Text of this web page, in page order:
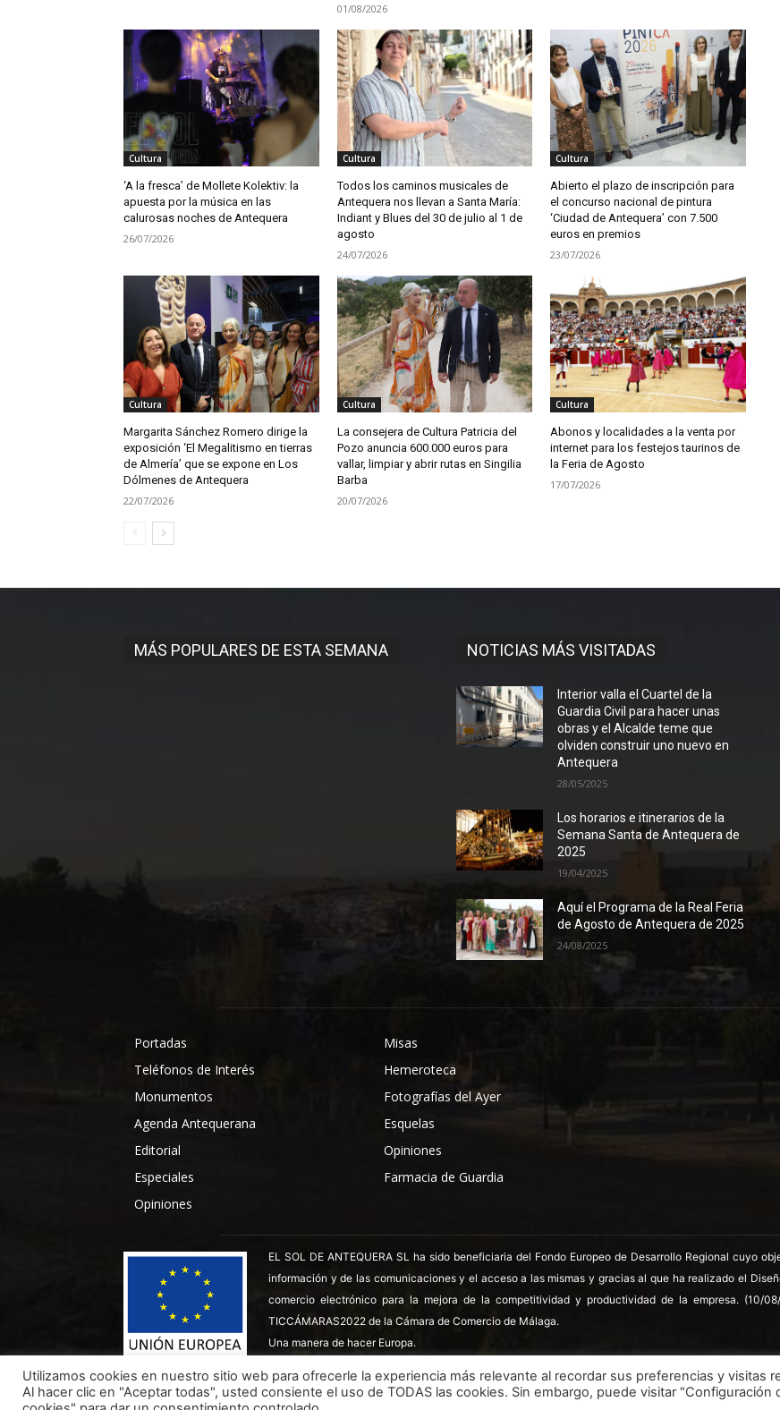
01/08/2026
Cultura
‘A la fresca’ de Mollete Kolektiv: la
apuesta por la música en las
calurosas noches de Antequera
26/07/2026
Cultura
Todos los caminos musicales de
Antequera nos llevan a Santa María:
Indiant y Blues del 30 de julio al 1 de
agosto
24/07/2026
Cultura
Abierto el plazo de inscripción para
el concurso nacional de pintura
‘Ciudad de Antequera’ con 7.500
euros en premios
23/07/2026
Cultura
Margarita Sánchez Romero dirige la
exposición ‘El Megalitismo en tierras
de Almería’ que se expone en Los
Dólmenes de Antequera
22/07/2026
Cultura
La consejera de Cultura Patricia del
Pozo anuncia 600.000 euros para
vallar, limpiar y abrir rutas en Singilia
Barba
20/07/2026
Cultura
Abonos y localidades a la venta por
internet para los festejos taurinos de
la Feria de Agosto
17/07/2026
MÁS POPULARES DE ESTA SEMANA NOTICIAS MÁS VISITADAS
Interior valla el Cuartel de la
Guardia Civil para hacer unas
obras y el Alcalde teme que
olviden construir uno nuevo en
Antequera
28/05/2025
Los horarios e itinerarios de la
Semana Santa de Antequera de
2025
19/04/2025
Aquí el Programa de la Real Feria
de Agosto de Antequera de 2025
24/08/2025
Portadas
Teléfonos de Interés
Monumentos
Agenda Antequerana
Editorial
Especiales
Opiniones
Misas
Hemeroteca
Fotografías del Ayer
Esquelas
Opiniones
Farmacia de Guardia
EL SOL DE ANTEQUERA SL ha sido beneficiaria del Fondo Europeo de Desarrollo Regional cuyo
información y de las comunicaciones y el acceso a las mismas y gracias al que ha realizado el
comercio electrónico para la mejora de la competitividad y productividad de la empresa. (10/
TICCÁMARAS2022 de la Cámara de Comercio de Málaga.
Una manera de hacer Europa.
Todos los derechos reservados ©Dinan - 2026 LSSICE Términos y condiciones
Utilizamos cookies en nuestro sitio web para ofrecerle la experiencia más relevante al recordar sus preferencias y visitas
Al hacer clic en "Aceptar todas", usted consiente el uso de TODAS las cookies. Sin embargo, puede visitar "Configuración